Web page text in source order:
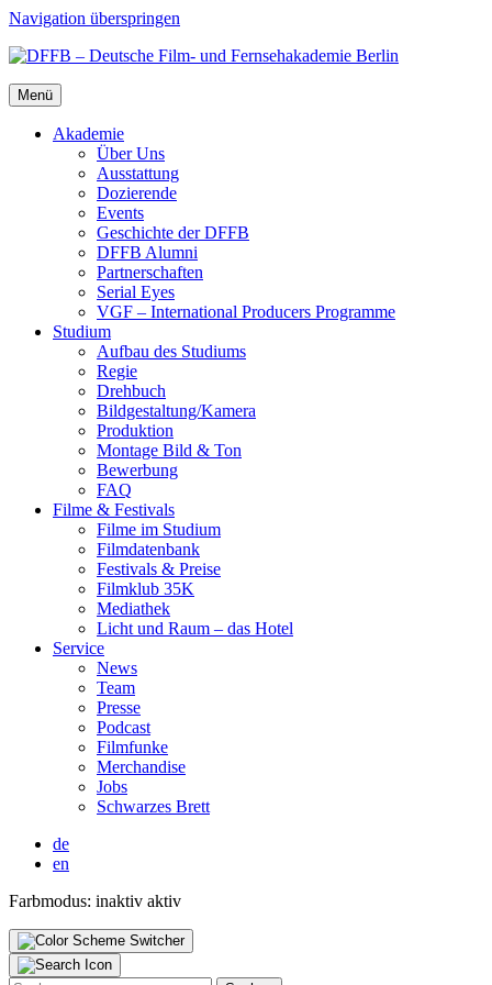
Navigation überspringen
Menü
Aka­de­mie
Über Uns
Aus­stat­tung
Dozie­ren­de
Events
Geschich­te der DFFB
DFFB Alum­ni
Part­ner­schaf­ten
Seri­al Eyes
VGF – Inter­na­tio­nal Pro­du­cers Pro­gram­me
Stu­di­um
Auf­bau des Stu­di­ums
Regie
Dreh­buch
Bildgestaltung/​​Kamera
Pro­duk­ti­on
Mon­ta­ge Bild & Ton
Bewer­bung
FAQ
Fil­me & Fes­ti­vals
Fil­me im Stu­di­um
Film­da­ten­bank
Fes­ti­vals & Prei­se
Film­klub 35K
Media­thek
Licht und Raum – das Hotel
Ser­vice
News
Team
Pres­se
Pod­cast
Film­fun­ke
Mer­chan­di­se
Jobs
Schwar­zes Brett
de
en
Farbmodus: inaktiv aktiv